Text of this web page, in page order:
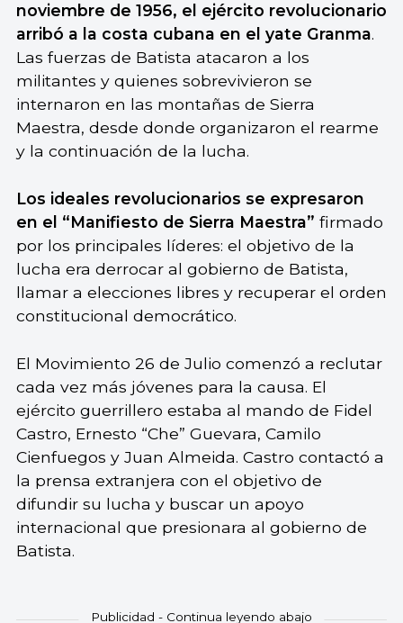
noviembre de 1956, el ejército revolucionario
arribó a la costa cubana en el yate Granma.
Las fuerzas de Batista atacaron a los
militantes y quienes sobrevivieron se
internaron en las montañas de Sierra
Maestra, desde donde organizaron el rearme
y la continuación de la lucha.
Los ideales revolucionarios se expresaron
en el “Manifiesto de Sierra Maestra” firmado
por los principales líderes: el objetivo de la
lucha era derrocar al gobierno de Batista,
llamar a elecciones libres y recuperar el orden
constitucional democrático.
El Movimiento 26 de Julio comenzó a reclutar
cada vez más jóvenes para la causa. El
ejército guerrillero estaba al mando de Fidel
Castro, Ernesto “Che” Guevara, Camilo
Cienfuegos y Juan Almeida. Castro contactó a
la prensa extranjera con el objetivo de
difundir su lucha y buscar un apoyo
internacional que presionara al gobierno de
Batista.